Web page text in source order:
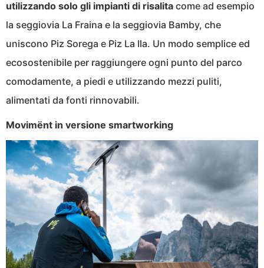
utilizzando solo gli impianti di risalita come ad esempio
la seggiovia La Fraina e la seggiovia Bamby, che
uniscono Piz Sorega e Piz La Ila. Un modo semplice ed
ecosostenibile per raggiungere ogni punto del parco
comodamente, a piedi e utilizzando mezzi puliti,
alimentati da fonti rinnovabili.
Movimënt in versione smartworking